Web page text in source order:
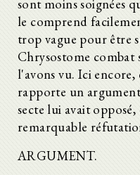
sont moins soignées
le comprend
trop vague pour être
Chrysostome combat
l'avons vu. Ici
rapporte un
secte lui avait
remarquable
ARGUMENT.